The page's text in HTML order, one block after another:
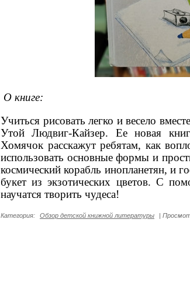
О книге:
Учиться рисовать легко и весело
Утой Людвиг-Кайзер. Ее новая
Хомячок расскажут ребятам, как
использовать основные формы и
космический корабль инопланетян, и
букет из экзотических цветов. С
научатся творить чудеса!
Категория: Обзор детской книжной литературы |